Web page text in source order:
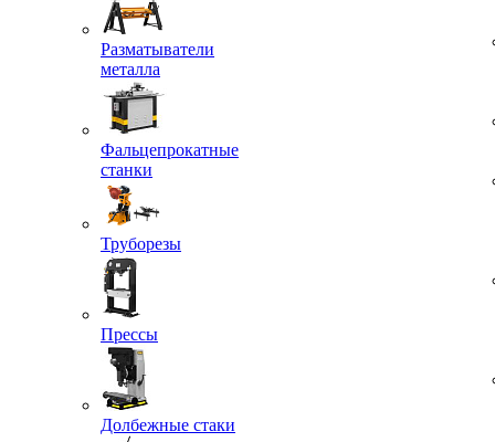
Разматыватели
металла
Фальцепрокатные
станки
Труборезы
Прессы
Долбежные стаки